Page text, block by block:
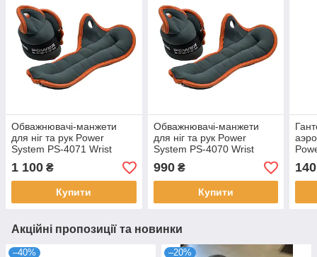
Обважнювачі-манжети
для ніг та рук Power
System PS-4071 Wrist
Weights (2шт.*2 kg) (пара)
1 100 ₴
Купити
Обважнювачі-манжети
для ніг та рук Power
System PS-4070 Wrist
(пара)
990₴
Купити
140
Акційні пропозиції та новинки
–40% –20%